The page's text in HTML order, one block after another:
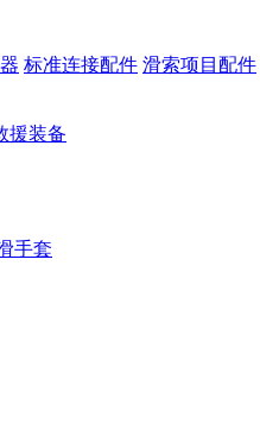
标准连接配件 滑索项目配件
援装备
手套